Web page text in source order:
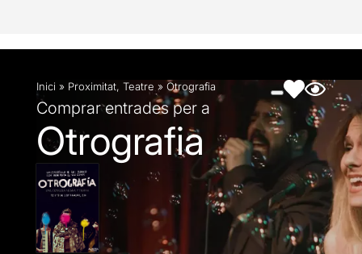
Inici » Proximitat, Teatre » Otrografia
Comprar entrades per a
Otrografia